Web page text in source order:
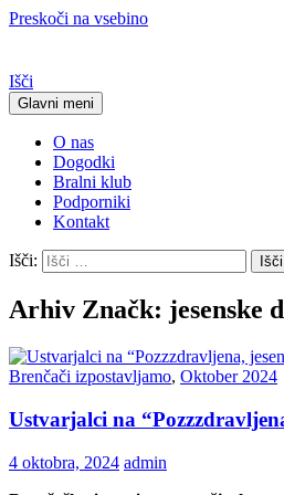
Preskoči na vsebino
Išči
Glavni meni
O nas
Dogodki
Bralni klub
Podporniki
Kontakt
Išči:
Arhiv Značk: jesenske
Brenčači izpostavljamo, Oktober 2024
Ustvarjalci na
4 oktobra, 2024 admin